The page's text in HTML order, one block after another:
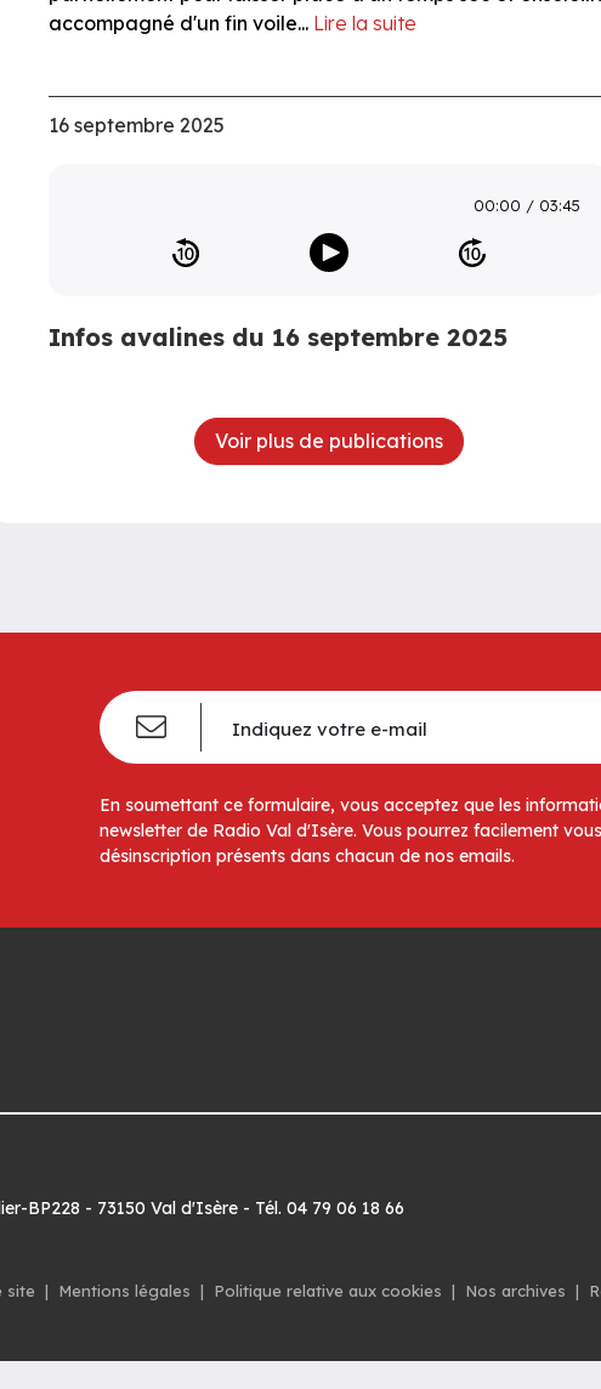
accompagné d'un fin voile... Lire la suite
16 septembre 2025
00:00 03:45
Infos avalines du 16 septembre 2025
Voir plus de publications
En soumettant ce formulaire, vous acceptez que les
newsletter de Radio Val d'Isère. Vous pourrez facilement
désinscription présents dans chacun de nos emails.
BP228 - 73150 Val d'Isère - Tél. 04 79 06 18 66
site | Mentions légales | Politique relative aux cookies | Nos archives |